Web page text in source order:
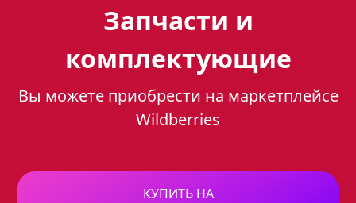
Запчасти и
комплектующие
Вы можете приобрести на маркетплейсе
Wildberries
КУПИТЬ НА